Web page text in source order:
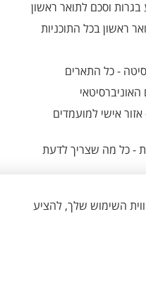
וסכם לתואר ראשון
ראשון בכל התוכניות
- כל התארים
אישי למועמדים
- כל מה שצריך לדעת